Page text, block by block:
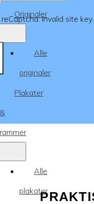
Originaler
Alle
originaler
Plakater
&
rammer
Alle
plakater
Invalid site key.